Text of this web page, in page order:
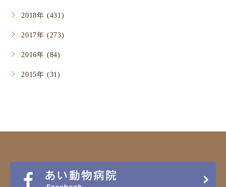
2018年 (431)
2017年 (273)
2016年 (84)
2015年 (31)